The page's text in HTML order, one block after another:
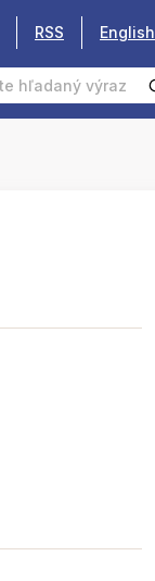
RSS English